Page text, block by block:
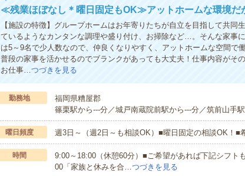
≪残業ほぼなし＊曜日固定もOK≫アットホームな環境だ
【施設の特徴】グループホームはお年寄りたちが自立を目指して共同
ているようなカンタンな調理や盛り付け、お掃除など…。そんな家事
は5～9名で少人数なので、仲良くなりやすく、アットホームな空間で
普段の家事を活かせるのでブランクがあっても大丈夫！仕事内容がそ
お仕事…つづきを見る
勤務地
福岡県糟屋郡
篠栗駅から---分／城戸南蔵院前駅から---分／筑前山手
曜日頻度 週3日～（週2日～も相談OK）■曜日固定の相談OK！■
時間
9:00～18:00（休憩60分）■ご希望があれば下記シフト
00「家族と休みを合…つづきを見る